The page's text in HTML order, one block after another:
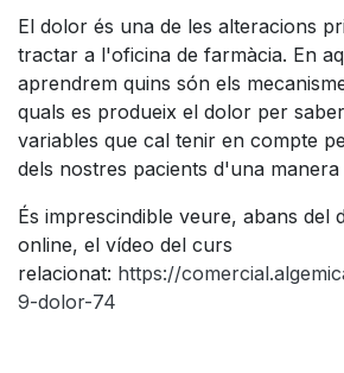
El dolor és una de les alteracions
tractar a l'oficina de farmàcia. En
aprendrem quins són els
quals es produeix el dolor per
variables que cal tenir en compte
dels nostres pacients d'una manera
És imprescindible veure, abans del
online, el vídeo del curs
relacionat: https://
9-dolor-74